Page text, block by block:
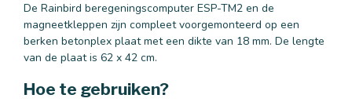
De Rainbird beregeningscomputer ESP-TM2 en de
magneetkleppen zijn compleet voorgemonteerd op een
berken betonplex plaat met een dikte van 18 mm. De lengte
van de plaat is 62 x 42 cm.
Hoe te gebruiken?